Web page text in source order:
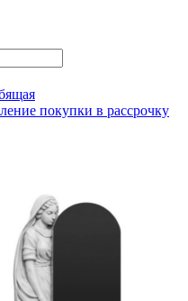
покупки в рассрочку